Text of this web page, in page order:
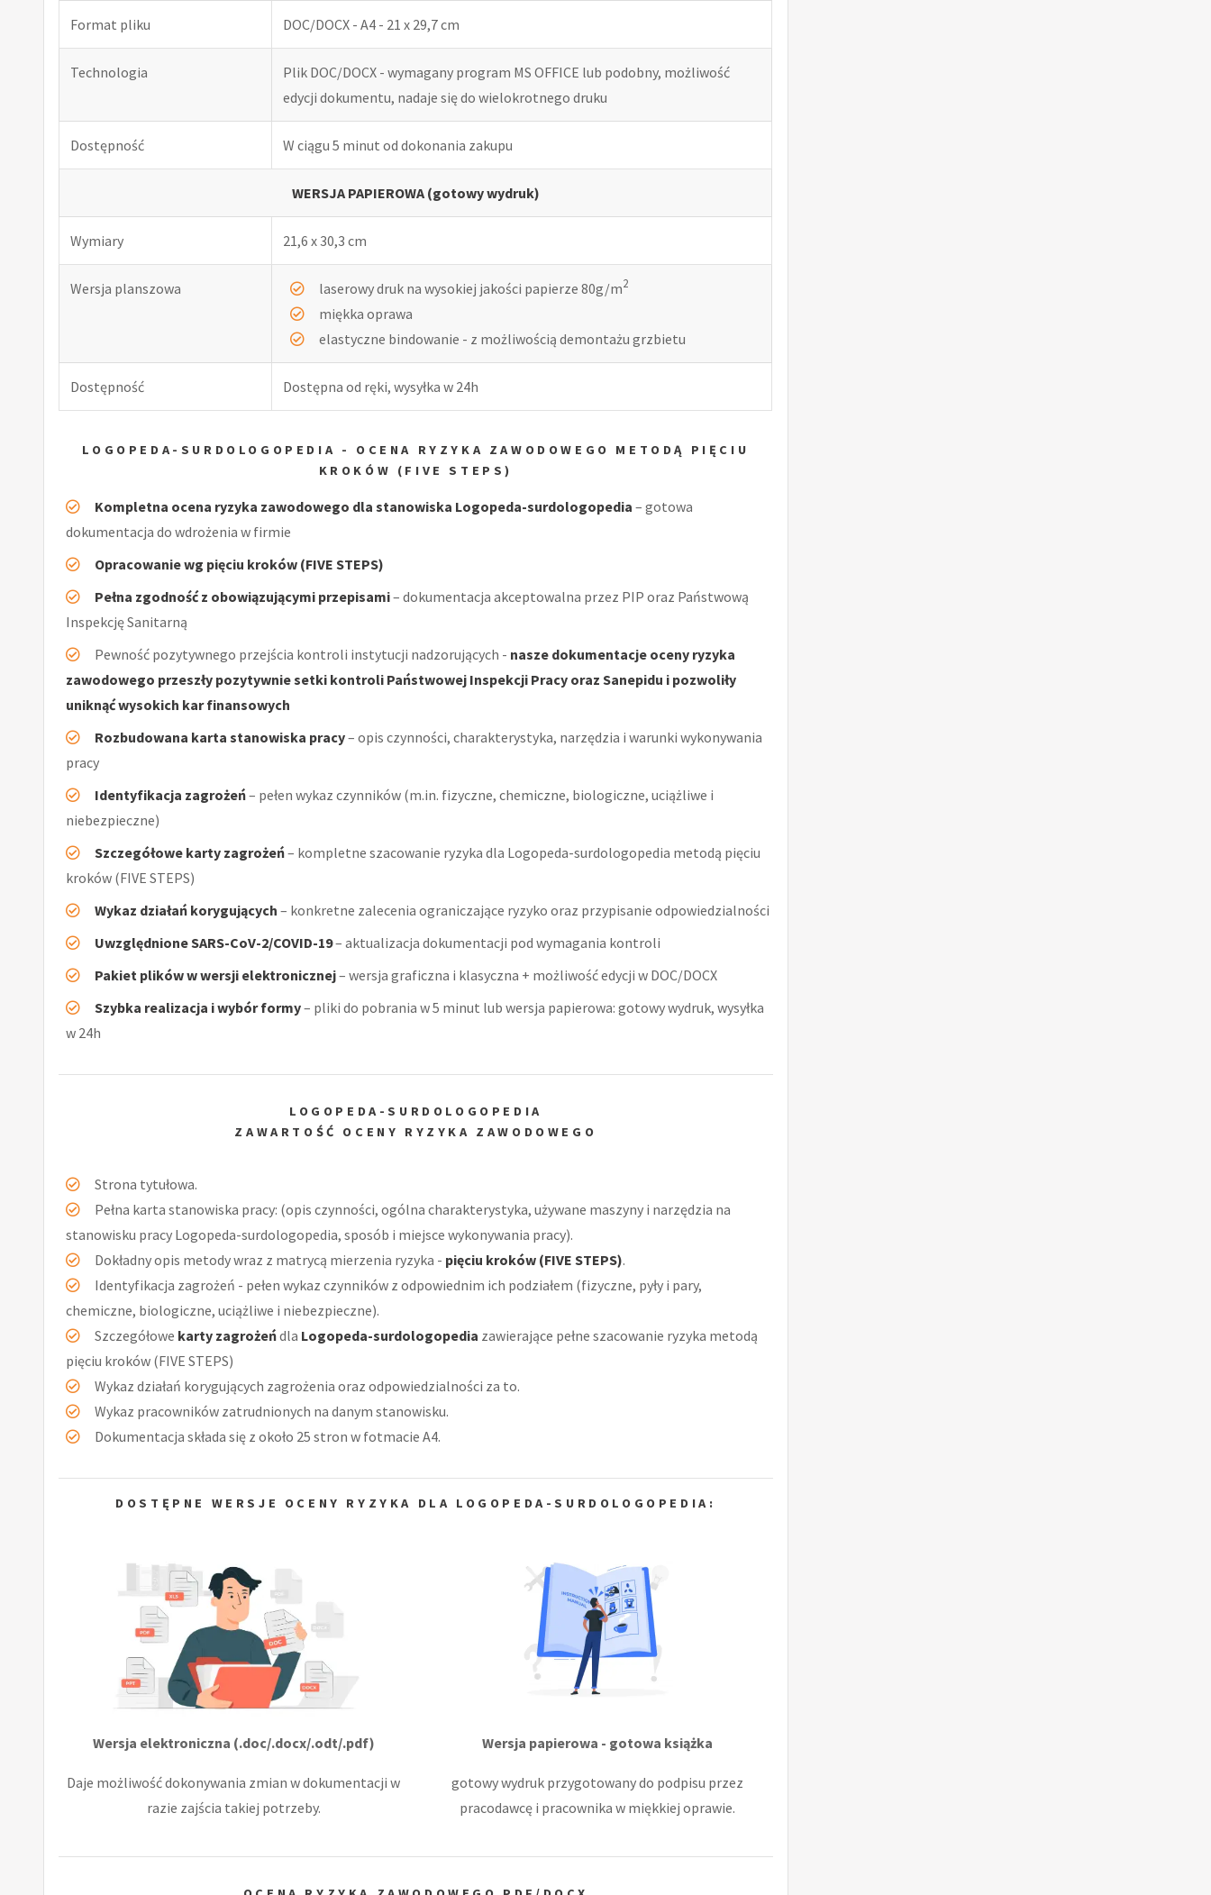
Format pliku DOC/DOCX - A4 - 21 x 29,7 cm
Technologia
Plik DOC/DOCX - wymagany program MS OFFICE lub podobny, możliwość
edycji dokumentu, nadaje się do wielokrotnego druku
Dostępność W ciągu 5 minut od dokonania zakupu
WERSJA PAPIEROWA (gotowy wydruk)
Wymiary 21,6 x 30,3 cm
Wersja planszowa laserowy druk na wysokiej jakości papierze 80g/m2
miękka oprawa
elastyczne bindowanie - z możliwością demontażu grzbietu
Dostępność Dostępna od ręki, wysyłka w 24h
LOGOPEDA-SURDOLOGOPEDIA - OCENA RYZYKA ZAWODOWEGO METODĄ PIĘCIU
KROKÓW (FIVE STEPS)
Kompletna ocena ryzyka zawodowego dla stanowiska Logopeda-surdologopedia – gotowa
dokumentacja do wdrożenia w firmie
Opracowanie wg pięciu kroków (FIVE STEPS)
Pełna zgodność z obowiązującymi przepisami– dokumentacja akceptowalna przez PIP oraz Państwową
Inspekcję Sanitarną
Pewność pozytywnego przejścia kontroli instytucji nadzorujących - nasze dokumentacje oceny ryzyka
zawodowego przeszły pozytywnie setki kontroli Państwowej Inspekcji Pracy oraz Sanepidu i pozwoliły
uniknąć wysokich kar finansowych
Rozbudowana karta stanowiska pracy– opis czynności, charakterystyka, narzędzia i warunki wykonywania
pracy
Identyfikacja zagrożeń– pełen wykaz czynników (m.in. fizyczne, chemiczne, biologiczne, uciążliwe i
niebezpieczne)
Szczegółowe karty zagrożeń– kompletne szacowanie ryzyka dla Logopeda-surdologopedia metodą pięciu
kroków (FIVE STEPS)
Wykaz działań korygujących – konkretne zalecenia ograniczające ryzyko oraz przypisanie odpowiedzialności
Uwzględnione SARS-CoV-2/COVID-19– aktualizacja dokumentacji pod wymagania kontroli
Pakiet plików w wersji elektronicznej– wersja graficzna i klasyczna + możliwość edycji w DOC/DOCX
Szybka realizacja i wybór formy– pliki do pobrania w 5 minut lub wersja papierowa: gotowy wydruk, wysyłka
w 24h
LOGOPEDA-SURDOLOGOPEDIA
ZAWARTOŚĆ OCENY RYZYKA ZAWODOWEGO
Strona tytułowa.
Pełna karta stanowiska pracy: (opis czynności, ogólna charakterystyka, używane maszyny i narzędzia na
stanowisku pracy Logopeda-surdologopedia, sposób i miejsce wykonywania pracy).
Dokładny opis metody wraz z matrycą mierzenia ryzyka - pięciu kroków (FIVE STEPS).
Identyfikacja zagrożeń - pełen wykaz czynników z odpowiednim ich podziałem (fizyczne, pyły i pary,
chemiczne, biologiczne, uciążliwe i niebezpieczne).
Szczegółowe karty zagrożeńdla Logopeda-surdologopedia zawierające pełne szacowanie ryzyka metodą
pięciu kroków (FIVE STEPS)
Wykaz działań korygujących zagrożenia oraz odpowiedzialności za to.
Wykaz pracowników zatrudnionych na danym stanowisku.
Dokumentacja składa się z około 25 stron w fotmacie A4.
DOSTĘPNE WERSJE OCENY RYZYKA DLA LOGOPEDA-SURDOLOGOPEDIA:
Wersja elektroniczna (.doc/.docx/.odt/.pdf)
Daje możliwość dokonywania zmian w dokumentacji w
razie zajścia takiej potrzeby.
Wersja papierowa - gotowa książka
gotowy wydruk przygotowany do podpisu przez
pracodawcę i pracownika w miękkiej oprawie.